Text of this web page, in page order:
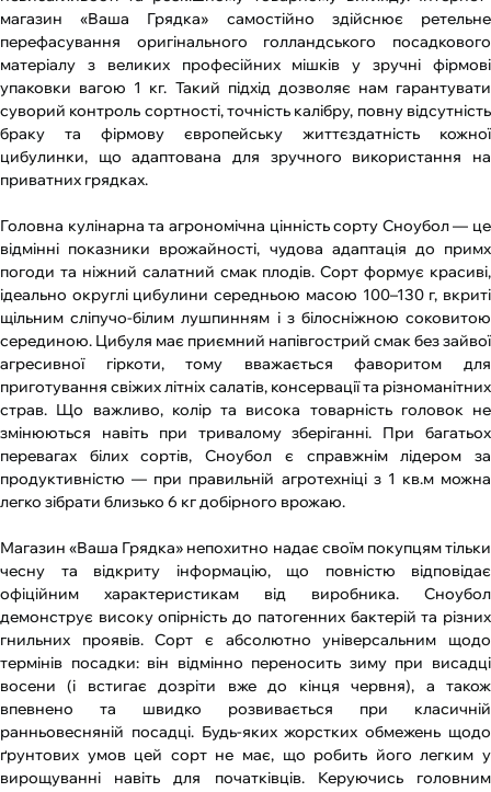
магазин «Ваша Грядка» самостійно здійснює ретельне
перефасування оригінального голландського посадкового
матеріалу з великих професійних мішків у зручні фірмові
упаковки вагою 1 кг. Такий підхід дозволяє нам гарантувати
суворий контроль сортності, точність калібру, повну відсутність
браку та фірмову європейську життєздатність кожної
цибулинки, що адаптована для зручного використання на
приватних грядках.
Головна кулінарна та агрономічна цінність сорту Сноубол — це
відмінні показники врожайності, чудова адаптація до примх
погоди та ніжний салатний смак плодів. Сорт формує красиві,
ідеально округлі цибулини середньою масою 100–130 г, вкриті
щільним сліпучо-білим лушпинням і з білосніжною соковитою
серединою. Цибуля має приємний напівгострий смак без зайвої
агресивної гіркоти, тому вважається фаворитом для
приготування свіжих літніх салатів, консервації та різноманітних
страв. Що важливо, колір та висока товарність головок не
змінюються навіть при тривалому зберіганні. При багатьох
перевагах білих сортів, Сноубол є справжнім лідером за
продуктивністю — при правильній агротехніці з 1 кв.м можна
легко зібрати близько 6 кг добірного врожаю.
Магазин «Ваша Грядка» непохитно надає своїм покупцям тільки
чесну та відкриту інформацію, що повністю відповідає
офіційним характеристикам від виробника. Сноубол
демонструє високу опірність до патогенних бактерій та різних
гнильних проявів. Сорт є абсолютно універсальним щодо
термінів посадки: він відмінно переносить зиму при висадці
восени (і встигає дозріти вже до кінця червня), а також
впевнено та швидко розвивається при класичній
ранньовесняній посадці. Будь-яких жорстких обмежень щодо
ґрунтових умов цей сорт не має, що робить його легким у
вирощуванні навіть для початківців. Керуючись головним